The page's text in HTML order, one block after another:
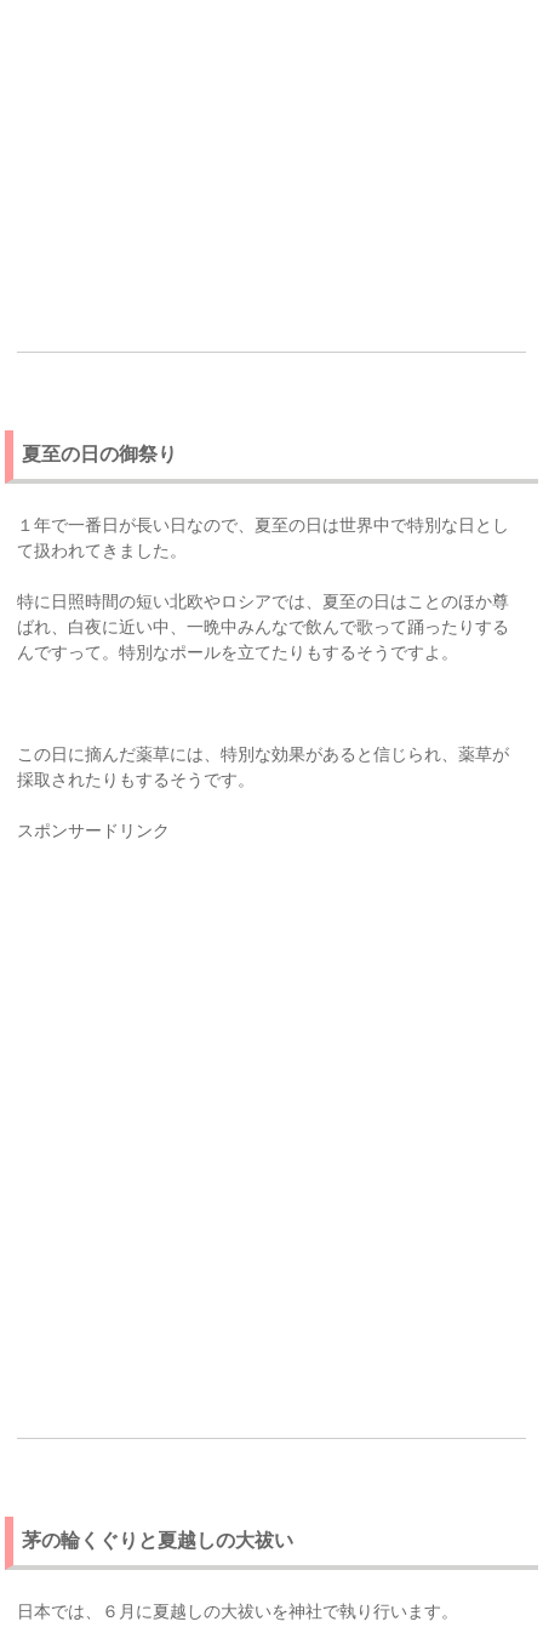
夏至の日の御祭り
１年で一番日が長い日なので、夏至の日は世界中で特別な日とし
て扱われてきました。
特に日照時間の短い北欧やロシアでは、夏至の日はことのほか尊
ばれ、白夜に近い中、一晩中みんなで飲んで歌って踊ったりする
んですって。特別なポールを立てたりもするそうですよ。
この日に摘んだ薬草には、特別な効果があると信じられ、薬草が
採取されたりもするそうです。
スポンサードリンク
茅の輪くぐりと夏越しの大祓い
日本では、６月に夏越しの大祓いを神社で執り行います。